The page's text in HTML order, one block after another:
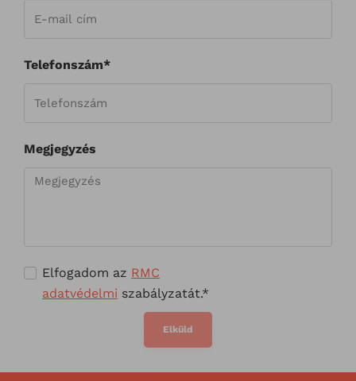
Telefonszám*
Megjegyzés
Elfogadom az RMC
adatvédelmi szabályzatát.*
Elküld